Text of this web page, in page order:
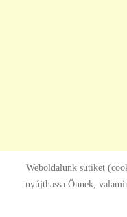
Weboldalunk sütiket
nyújthassa Önnek,